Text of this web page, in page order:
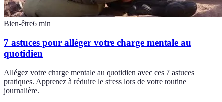
Bien-être6 min
7 astuces pour alléger votre charge mentale au
quotidien
Allégez votre charge mentale au quotidien avec ces 7 astuces
pratiques. Apprenez à réduire le stress lors de votre routine
journalière.